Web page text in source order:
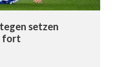
setzen
fort